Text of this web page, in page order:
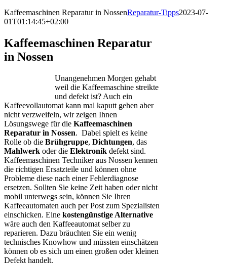
Kaffeemaschinen Reparatur in NossenReparatur-Tipps2023-07-
01T01:14:45+02:00
Kaffeemaschinen Reparatur
in Nossen
Unangenehmen Morgen gehabt
weil die Kaffeemaschine streikte
und defekt ist? Auch ein
Kaffeevollautomat kann mal kaputt gehen aber
nicht verzweifeln, wir zeigen Ihnen
Lösungswege für die Kaffeemaschinen
Reparatur in Nossen. Dabei spielt es keine
Rolle ob die Brühgruppe, Dichtungen, das
Mahlwerk oder die Elektronik defekt sind.
Kaffeemaschinen Techniker aus Nossen kennen
die richtigen Ersatzteile und können ohne
Probleme diese nach einer Fehlerdiagnose
ersetzen. Sollten Sie keine Zeit haben oder nicht
mobil unterwegs sein, können Sie Ihren
Kaffeeautomaten auch per Post zum Spezialisten
einschicken. Eine kostengünstige Alternative
wäre auch den Kaffeeautomat selber zu
reparieren. Dazu bräuchten Sie ein wenig
technisches Knowhow und müssten einschätzen
können ob es sich um einen großen oder kleinen
Defekt handelt.